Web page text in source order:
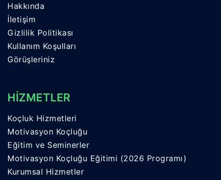
Hakkında
İletişim
Gizlilik Politikası
Kullanım Koşulları
Görüşleriniz
HİZMETLER
Koçluk Hizmetleri
Motivasyon Koçluğu
Eğitim ve Seminerler
Motivasyon Koçluğu Eğitimi (2026 Programı)
Kurumsal Hizmetler